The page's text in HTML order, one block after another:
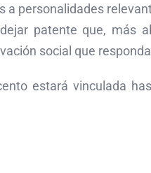
personalidades
patente que, más
social que
estará vinculada